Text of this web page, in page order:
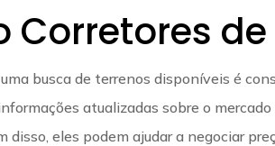
Corretores
busca de terrenos disponíveis é
atualizadas sobre o
eles podem ajudar a negociar